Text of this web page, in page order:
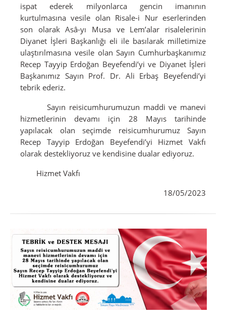
ispat ederek milyonlarca gencin imanının
kurtulmasına vesile olan Risale-i Nur eserlerinden
son olarak Asâ-yı Musa ve Lem’alar risalelerinin
Diyanet İşleri Başkanlığı eli ile basılarak milletimize
ulaştırılmasına vesile olan Sayın Cumhurbaşkanımız
Recep Tayyip Erdoğan Beyefendi’yi ve Diyanet İşleri
Başkanımız Sayın Prof. Dr. Ali Erbaş Beyefendi’yi
tebrik ederiz.
Sayın reisicumhurumuzun maddi ve manevi
hizmetlerinin devamı için 28 Mayıs tarihinde
yapılacak olan seçimde reisicumhurumuz Sayın
Recep Tayyip Erdoğan Beyefendi’yi Hizmet Vakfı
olarak destekliyoruz ve kendisine dualar ediyoruz.
Hizmet Vakfı
18/05/2023